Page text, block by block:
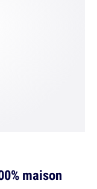
maison